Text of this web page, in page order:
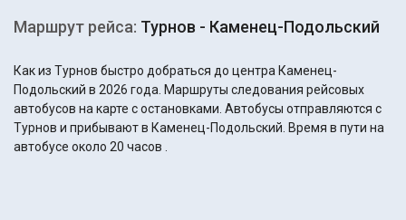
Маршрут рейса: Турнов - Каменец-Подольский
Как из Турнов быстро добраться до центра Каменец-
Подольский в 2026 года. Маршруты следования рейсовых
автобусов на карте с остановками. Автобусы отправляются с
Турнов и прибывают в Каменец-Подольский. Время в пути на
автобусе около 20 часов .